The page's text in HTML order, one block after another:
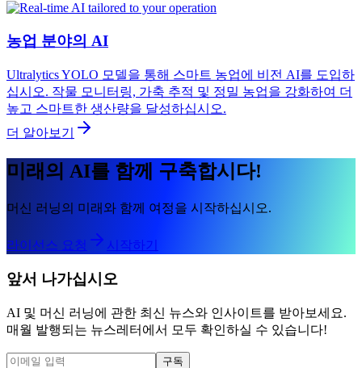
농업 분야의 AI
Ultralytics YOLO 모델을 통해 스마트 농업에 비전 AI를 도입하
십시오. 작물 모니터링, 가축 추적 및 정밀 농업을 강화하여 더
높고 스마트한 생산량을 달성하십시오.
더 알아보기
미래의 AI를 함께 구축합시다!
머신 러닝의 미래와 함께 여정을 시작하십시오.
라이선스 요청 시작하기
앞서 나가십시오
AI 및 머신 러닝에 관한 최신 뉴스와 인사이트를 받아보세요.
매월 발행되는 뉴스레터에서 모두 확인하실 수 있습니다!
구독